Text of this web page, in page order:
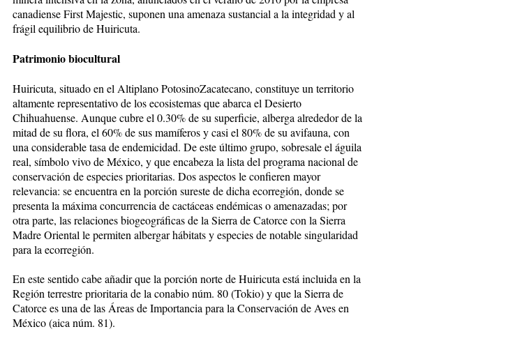
canadiense First Majestic, suponen una amenaza sustancial a la integridad y al
frágil equilibrio de Huiricuta.
Patrimonio biocultural
Huiricuta, situado en el Altiplano PotosinoZacatecano, constituye un territorio
altamente representativo de los ecosistemas que abarca el Desierto
Chihuahuense. Aunque cubre el 0.30% de su superficie, alberga alrededor de la
mitad de su flora, el 60% de sus mamíferos y casi el 80% de su avifauna, con
una considerable tasa de endemicidad. De este último grupo, sobresale el águila
real, símbolo vivo de México, y que encabeza la lista del programa nacional de
conservación de especies prioritarias. Dos aspectos le confieren mayor
relevancia: se encuentra en la porción sureste de dicha ecorregión, donde se
presenta la máxima concurrencia de cactáceas endémicas o amenazadas; por
otra parte, las relaciones biogeográficas de la Sierra de Catorce con la Sierra
Madre Oriental le permiten albergar hábitats y especies de notable singularidad
para la ecorregión.
En este sentido cabe añadir que la porción norte de Huiricuta está incluida en la
Región terrestre prioritaria de la conabio núm. 80 (Tokio) y que la Sierra de
Catorce es una de las Áreas de Importancia para la Conservación de Aves en
México (aica núm. 81).